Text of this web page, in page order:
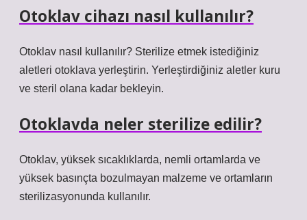
Otoklav cihazı nasıl kullanılır?
Otoklav nasıl kullanılır? Sterilize etmek istediğiniz
aletleri otoklava yerleştirin. Yerleştirdiğiniz aletler kuru
ve steril olana kadar bekleyin.
Otoklavda neler sterilize edilir?
Otoklav, yüksek sıcaklıklarda, nemli ortamlarda ve
yüksek basınçta bozulmayan malzeme ve ortamların
sterilizasyonunda kullanılır.